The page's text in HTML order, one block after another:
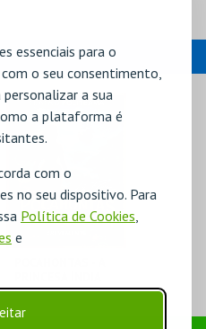
essenciais para o
o seu consentimento,
a sua
a plataforma é
com o
no seu dispositivo. Para
Política de Cookies
e
TEATRO POLITEAMA